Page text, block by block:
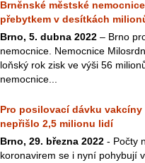
Brněnské městské
přebytkem v desítkách
Brno, 5. dubna 2022 – Brno
nemocnice. Nemocnice
loňský rok zisk ve výši 56
nemocnice...
Pro posilovací dávku
nepřišlo 2,5 milionu lidí
Brno, 29. března 2022 - Počty
koronavirem se i nyní pohybují